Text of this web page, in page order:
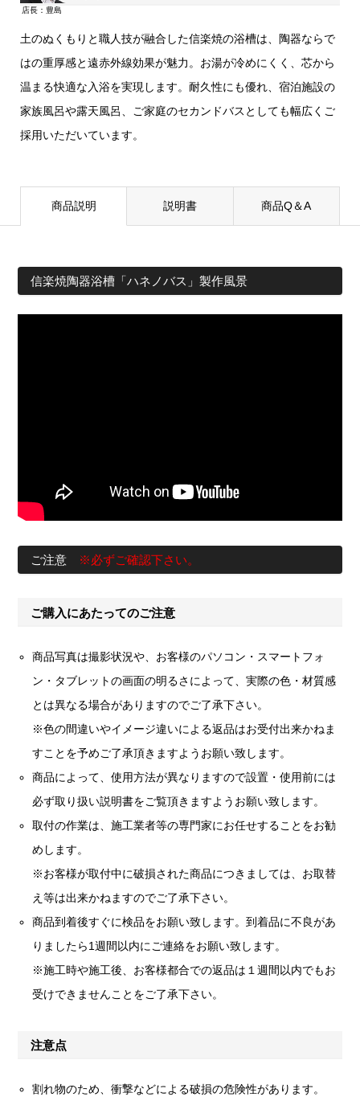
土のぬくもりと職人技が融合した信楽焼の浴槽は、陶器ならで
はの重厚感と遠赤外線効果が魅力。お湯が冷めにくく、芯から
温まる快適な入浴を実現します。耐久性にも優れ、宿泊施設の
家族風呂や露天風呂、ご家庭のセカンドバスとしても幅広くご
採用いただいています。
商品説明 説明書 商品Q＆A
信楽焼陶器浴槽「ハネノバス」製作風景
ご注意 ※必ずご確認下さい。
ご購入にあたってのご注意
商品写真は撮影状況や、お客様のパソコン・スマートフォ
ン・タブレットの画面の明るさによって、実際の色・材質感
とは異なる場合がありますのでご了承下さい。
※色の間違いやイメージ違いによる返品はお受付出来かねま
すことを予めご了承頂きますようお願い致します。
商品によって、使用方法が異なりますので設置・使用前には
必ず取り扱い説明書をご覧頂きますようお願い致します。
取付の作業は、施工業者等の専門家にお任せすることをお勧
めします。
※お客様が取付中に破損された商品につきましては、お取替
え等は出来かねますのでご了承下さい。
商品到着後すぐに検品をお願い致します。到着品に不良があ
りましたら1週間以内にご連絡をお願い致します。
※施工時や施工後、お客様都合での返品は１週間以内でもお
受けできませんことをご了承下さい。
注意点
割れ物のため、衝撃などによる破損の危険性があります。